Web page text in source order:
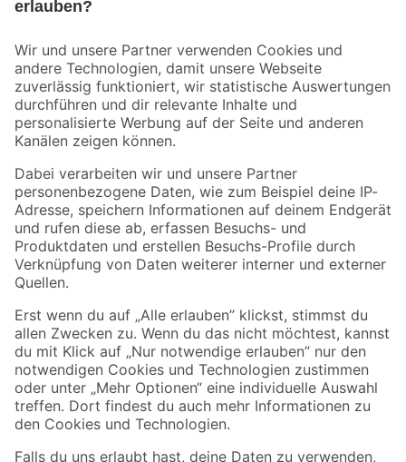
Der toom Newsletter: Keine Angebote und Aktionen mehr verpassen!
Zur Newsletter Anmeldung
Folge uns
Zahlungsarten Versandarten
Sicher einkaufen
Jetzt die toom-App herunterladen